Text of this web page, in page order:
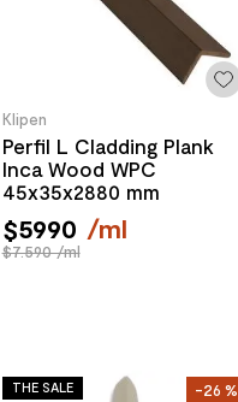
Klipen
Perfil L Cladding Plank
Inca Wood WPC
45x35x2880 mm
$5990 /ml
$7.590 /ml
-26 %
THE SALE